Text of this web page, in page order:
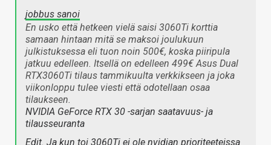
jobbus sanoi
En usko että hetkeen vielä saisi 3060Ti korttia
samaan hintaan mitä se maksoi joulukuun
julkistuksessa eli tuon noin 500€, koska piiripula
jatkuu edelleen. Itsellä on edelleen 499€ Asus Dual
RTX3060Ti tilaus tammikuulta verkkikseen ja joka
viikonloppu tulee viesti että odotellaan osaa
tilaukseen.
NVIDIA GeForce RTX 30 -sarjan saatavuus- ja
tilausseuranta
Edit. Ja kun toi 3060Ti ei ole nvidian prioriteeteissa